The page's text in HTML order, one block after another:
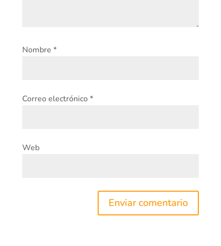
Nombre *
Correo electrónico*
Web